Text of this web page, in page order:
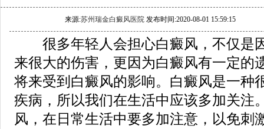
来源:苏州瑞金白癜风医院 发布时间:2020-08-01 15:59:15
很多年轻人会担心白癜风，不仅是
来很大的伤害，更因为白癜风有一定的
将来受到白癜风的影响。白癜风是一种
疾病，所以我们在生活中应该多加关注
风，在日常生活中要多加注意，以免刺